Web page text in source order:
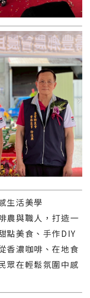
生活美學
農與職人，打造一
點美食、手作DIY
香濃咖啡、在地食
眾在輕鬆氛圍中感